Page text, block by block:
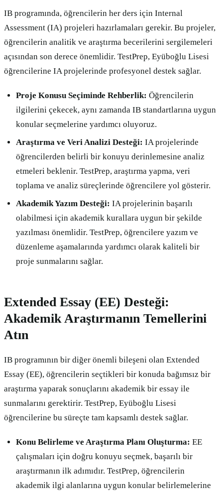
IB programında, öğrencilerin her ders için Internal
Assessment (IA) projeleri hazırlamaları gerekir. Bu projeler,
öğrencilerin analitik ve araştırma becerilerini sergilemeleri
açısından son derece önemlidir. TestPrep, Eyüboğlu Lisesi
öğrencilerine IA projelerinde profesyonel destek sağlar.
Proje Konusu Seçiminde Rehberlik: Öğrencilerin
ilgilerini çekecek, aynı zamanda IB standartlarına uygun
konular seçmelerine yardımcı oluyoruz.
Araştırma ve Veri Analizi Desteği: IA projelerinde
öğrencilerden belirli bir konuyu derinlemesine analiz
etmeleri beklenir. TestPrep, araştırma yapma, veri
toplama ve analiz süreçlerinde öğrencilere yol gösterir.
Akademik Yazım Desteği: IA projelerinin başarılı
olabilmesi için akademik kurallara uygun bir şekilde
yazılması önemlidir. TestPrep, öğrencilere yazım ve
düzenleme aşamalarında yardımcı olarak kaliteli bir
proje sunmalarını sağlar.
Extended Essay (EE) Desteği:
Akademik Araştırmanın Temellerini
Atın
IB programının bir diğer önemli bileşeni olan Extended
Essay (EE), öğrencilerin seçtikleri bir konuda bağımsız bir
araştırma yaparak sonuçlarını akademik bir essay ile
sunmalarını gerektirir. TestPrep, Eyüboğlu Lisesi
öğrencilerine bu süreçte tam kapsamlı destek sağlar.
Konu Belirleme ve Araştırma Planı Oluşturma: EE
çalışmaları için doğru konuyu seçmek, başarılı bir
araştırmanın ilk adımıdır. TestPrep, öğrencilerin
akademik ilgi alanlarına uygun konular belirlemelerine